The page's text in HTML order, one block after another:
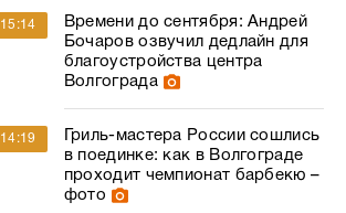
15:14
Времени до сентября: Андрей
Бочаров озвучил дедлайн для
благоустройства центра
Волгограда
14:19
Гриль-мастера России сошлись
в поединке: как в Волгограде
проходит чемпионат барбекю –
фото